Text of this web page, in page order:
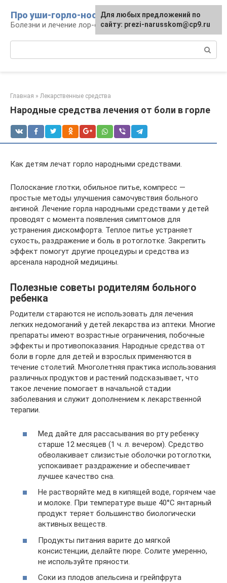
контенту
Про уши-горло-нос
Болезни и лечение лор-органов
Главная » Лекарственные средства
Народные средства лечения от боли в горле
Как детям лечат горло народными средствами.
Полоскание глотки, обильное питье, компресс —
простые методы улучшения самочувствия больного
ангиной. Лечение горла народными средствами у детей
проводят с момента появления симптомов для
устранения дискомфорта. Теплое питье устраняет
сухость, раздражение и боль в ротоглотке. Закрепить
эффект помогут другие процедуры и средства из
арсенала народной медицины.
Полезные советы родителям больного
ребенка
Родители стараются не использовать для лечения
легких недомоганий у детей лекарства из аптеки. Многие
препараты имеют возрастные ограничения, побочные
эффекты и противопоказания. Народные средства от
боли в горле для детей и взрослых применяются в
течение столетий. Многолетняя практика использования
различных продуктов и растений подсказывает, что
такое лечение помогает в начальной стадии
заболевания и служит дополнением к лекарственной
терапии.
Мед дайте для рассасывания во рту ребенку
старше 12 месяцев (1 ч. л. вечером). Средство
обволакивает слизистые оболочки ротоглотки,
успокаивает раздражение и обеспечивает
лучшее качество сна.
Не растворяйте мед в кипящей воде, горячем чае
и молоке. При температуре выше 40°С янтарный
продукт теряет большинство биологически
активных веществ.
Продукты питания варите до мягкой
консистенции, делайте пюре. Солите умеренно,
не используйте пряности.
Соки из плодов апельсина и грейпфрута
Для любых предложений по
сайту: prezi-narusskom@cp9.ru